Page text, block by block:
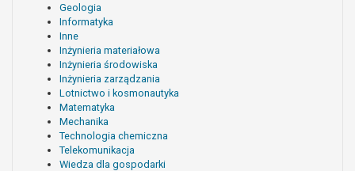
Geologia
Informatyka
Inne
Inżynieria materiałowa
Inżynieria środowiska
Inżynieria zarządzania
Lotnictwo i kosmonautyka
Matematyka
Mechanika
Technologia chemiczna
Telekomunikacja
Wiedza dla gospodarki